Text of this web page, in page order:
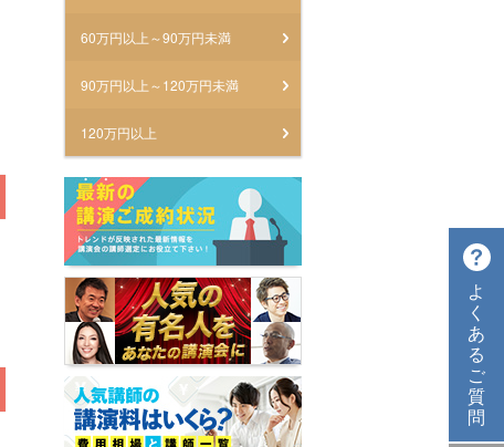
60万円以上～90万円未満
90万円以上～120万円未満
120万円以上
よ
く
あ
る
ご
質
問